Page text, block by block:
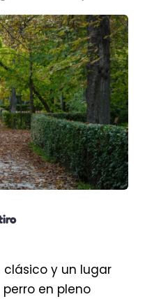
clásico y un lugar
en pleno